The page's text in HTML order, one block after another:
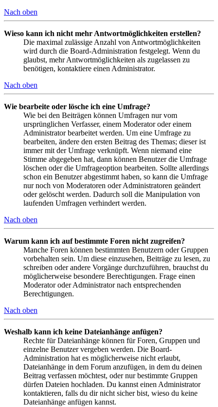
Nach oben
Wieso kann ich nicht mehr Antwortmöglichkeiten erstellen?
Die maximal zulässige Anzahl von Antwortmöglichkeiten
wird durch die Board-Administration festgelegt. Wenn du
glaubst, mehr Antwortmöglichkeiten als zugelassen zu
benötigen, kontaktiere einen Administrator.
Nach oben
Wie bearbeite oder lösche ich eine Umfrage?
Wie bei den Beiträgen können Umfragen nur vom
ursprünglichen Verfasser, einem Moderator oder einem
Administrator bearbeitet werden. Um eine Umfrage zu
bearbeiten, ändere den ersten Beitrag des Themas; dieser ist
immer mit der Umfrage verknüpft. Wenn niemand eine
Stimme abgegeben hat, dann können Benutzer die Umfrage
löschen oder die Umfrageoption bearbeiten. Sollte allerdings
schon ein Benutzer abgestimmt haben, so kann die Umfrage
nur noch von Moderatoren oder Administratoren geändert
oder gelöscht werden. Dadurch soll die Manipulation von
laufenden Umfragen verhindert werden.
Nach oben
Warum kann ich auf bestimmte Foren nicht zugreifen?
Manche Foren können bestimmten Benutzern oder Gruppen
vorbehalten sein. Um diese einzusehen, Beiträge zu lesen, zu
schreiben oder andere Vorgänge durchzuführen, brauchst du
möglicherweise besondere Berechtigungen. Frage einen
Moderator oder Administrator nach entsprechenden
Berechtigungen.
Nach oben
Weshalb kann ich keine Dateianhänge anfügen?
Rechte für Dateianhänge können für Foren, Gruppen und
einzelne Benutzer vergeben werden. Die Board-
Administration hat es möglicherweise nicht erlaubt,
Dateianhänge in dem Forum anzufügen, in dem du deinen
Beitrag verfassen möchtest, oder nur bestimmte Gruppen
dürfen Dateien hochladen. Du kannst einen Administrator
kontaktieren, falls du dir nicht sicher bist, wieso du keine
Dateianhänge anfügen kannst.